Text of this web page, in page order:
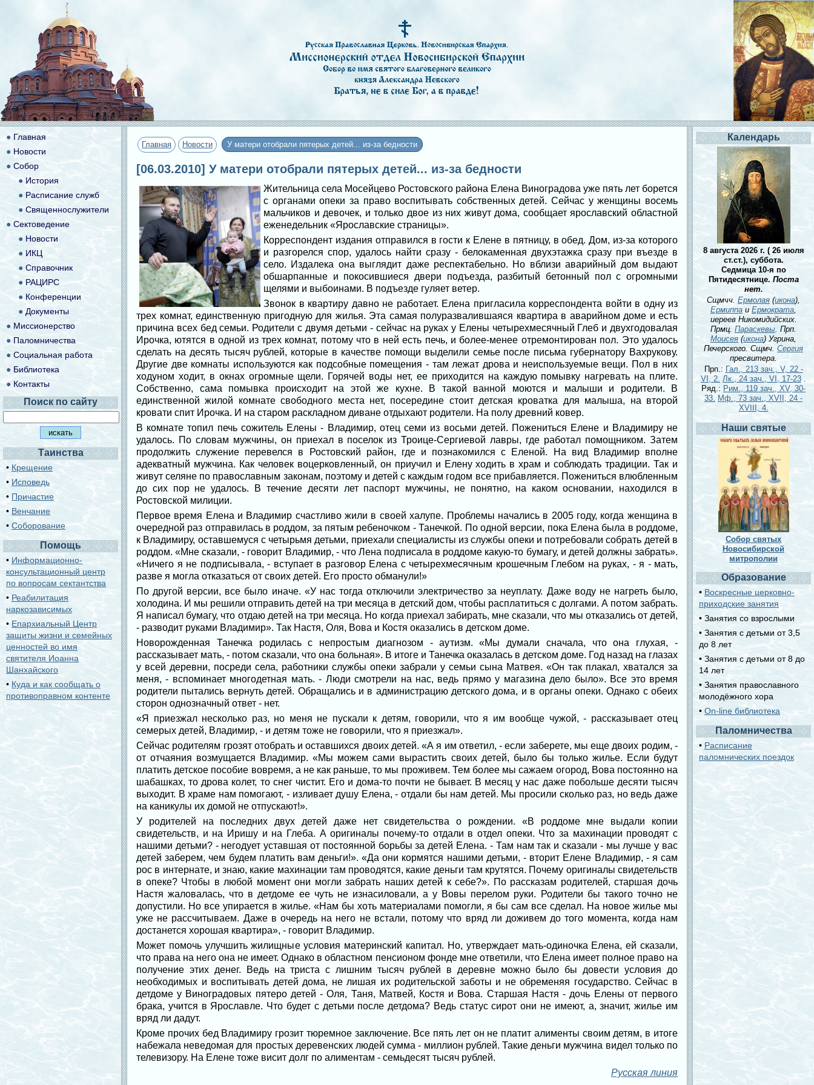
Главная Новости У матери отобрали пятерых детей... из-за бедности
[06.03.2010] У матери отобрали пятерых детей... из-за бедности
Жительница села Мосейцево Ростовского района Елена Виноградова уже пять лет борется
с органами опеки за право воспитывать собственных детей. Сейчас у женщины восемь
мальчиков и девочек, и только двое из них живут дома, сообщает ярославский областной
еженедельник «Ярославские страницы».
Корреспондент издания отправился в гости к Елене в пятницу, в обед. Дом, из-за которого
и разгорелся спор, удалось найти сразу - белокаменная двухэтажка сразу при въезде в
село. Издалека она выглядит даже респектабельно. Но вблизи аварийный дом выдают
обшарпанные и покосившиеся двери подъезда, разбитый бетонный пол с огромными
щелями и выбоинами. В подъезде гуляет ветер.
Звонок в квартиру давно не работает. Елена пригласила корреспондента войти в одну из
трех комнат, единственную пригодную для жилья. Эта самая полуразвалившаяся квартира в аварийном доме и есть
причина всех бед семьи. Родители с двумя детьми - сейчас на руках у Елены четырехмесячный Глеб и двухгодовалая
Ирочка, ютятся в одной из трех комнат, потому что в ней есть печь, и более-менее отремонтирован пол. Это удалось
сделать на десять тысяч рублей, которые в качестве помощи выделили семье после письма губернатору Вахрукову.
Другие две комнаты используются как подсобные помещения - там лежат дрова и неиспользуемые вещи. Пол в них
ходуном ходит, в окнах огромные щели. Горячей воды нет, ее приходится на каждую помывку нагревать на плите.
Собственно, сама помывка происходит на этой же кухне. В такой ванной моются и малыши и родители. В
единственной жилой комнате свободного места нет, посередине стоит детская кроватка для малыша, на второй
кровати спит Ирочка. И на старом раскладном диване отдыхают родители. На полу древний ковер.
В комнате топил печь сожитель Елены - Владимир, отец семи из восьми детей. Пожениться Елене и Владимиру не
удалось. По словам мужчины, он приехал в поселок из Троице-Сергиевой лавры, где работал помощником. Затем
продолжить служение перевелся в Ростовский район, где и познакомился с Еленой. На вид Владимир вполне
адекватный мужчина. Как человек воцерковленный, он приучил и Елену ходить в храм и соблюдать традиции. Так и
живут селяне по православным законам, поэтому и детей с каждым годом все прибавляется. Пожениться влюбленным
до сих пор не удалось. В течение десяти лет паспорт мужчины, не понятно, на каком основании, находился в
Ростовской милиции.
Первое время Елена и Владимир счастливо жили в своей халупе. Проблемы начались в 2005 году, когда женщина в
очередной раз отправилась в роддом, за пятым ребеночком - Танечкой. По одной версии, пока Елена была в роддоме,
к Владимиру, оставшемуся с четырьмя детьми, приехали специалисты из службы опеки и потребовали собрать детей в
роддом. «Мне сказали, - говорит Владимир, - что Лена подписала в роддоме какую-то бумагу, и детей должны забрать».
«Ничего я не подписывала, - вступает в разговор Елена с четырехмесячным крошечным Глебом на руках, - я - мать,
разве я могла отказаться от своих детей. Его просто обманули!»
По другой версии, все было иначе. «У нас тогда отключили электричество за неуплату. Даже воду не нагреть было,
холодина. И мы решили отправить детей на три месяца в детский дом, чтобы расплатиться с долгами. А потом забрать.
Я написал бумагу, что отдаю детей на три месяца. Но когда приехал забирать, мне сказали, что мы отказались от детей,
- разводит руками Владимир». Так Настя, Оля, Вова и Костя оказались в детском доме.
Новорожденная Танечка родилась с непростым диагнозом - аутизм. «Мы думали сначала, что она глухая, -
рассказывает мать, - потом сказали, что она больная». В итоге и Танечка оказалась в детском доме. Год назад на глазах
у всей деревни, посреди села, работники службы опеки забрали у семьи сына Матвея. «Он так плакал, хватался за
меня, - вспоминает многодетная мать. - Люди смотрели на нас, ведь прямо у магазина дело было». Все это время
родители пытались вернуть детей. Обращались и в администрацию детского дома, и в органы опеки. Однако с обеих
сторон однозначный ответ - нет.
«Я приезжал несколько раз, но меня не пускали к детям, говорили, что я им вообще чужой, - рассказывает отец
семерых детей, Владимир, - и детям тоже не говорили, что я приезжал».
Сейчас родителям грозят отобрать и оставшихся двоих детей. «А я им ответил, - если заберете, мы еще двоих родим, -
от отчаяния возмущается Владимир. «Мы можем сами вырастить своих детей, было бы только жилье. Если будут
платить детское пособие вовремя, а не как раньше, то мы проживем. Тем более мы сажаем огород, Вова постоянно на
шабашках, то дрова колет, то снег чистит. Его и дома-то почти не бывает. В месяц у нас даже побольше десяти тысяч
выходит. В храме нам помогают, - изливает душу Елена, - отдали бы нам детей. Мы просили сколько раз, но ведь даже
на каникулы их домой не отпускают!».
У родителей на последних двух детей даже нет свидетельства о рождении. «В роддоме мне выдали копии
свидетельств, и на Иришу и на Глеба. А оригиналы почему-то отдали в отдел опеки. Что за махинации проводят с
нашими детьми? - негодует уставшая от постоянной борьбы за детей Елена. - Там нам так и сказали - мы лучше у вас
детей заберем, чем будем платить вам деньги!». «Да они кормятся нашими детьми, - вторит Елене Владимир, - я сам
рос в интернате, и знаю, какие махинации там проводятся, какие деньги там крутятся. Почему оригиналы свидетельств
в опеке? Чтобы в любой момент они могли забрать наших детей к себе?». По рассказам родителей, старшая дочь
Настя жаловалась, что в детдоме ее чуть не изнасиловали, а у Вовы перелом руки. Родители бы такого точно не
допустили. Но все упирается в жилье. «Нам бы хоть материалами помогли, я бы сам все сделал. На новое жилье мы
уже не рассчитываем. Даже в очередь на него не встали, потому что вряд ли доживем до того момента, когда нам
достанется хорошая квартира», - говорит Владимир.
Может помочь улучшить жилищные условия материнский капитал. Но, утверждает мать-одиночка Елена, ей сказали,
что права на него она не имеет. Однако в областном пенсионом фонде мне ответили, что Елена имеет полное право на
получение этих денег. Ведь на триста с лишним тысяч рублей в деревне можно было бы довести условия до
необходимых и воспитывать детей дома, не лишая их родительской заботы и не обременяя государство. Сейчас в
детдоме у Виноградовых пятеро детей - Оля, Таня, Матвей, Костя и Вова. Старшая Настя - дочь Елены от первого
брака, учится в Ярославле. Что будет с детьми после детдома? Ведь статус сирот они не имеют, а, значит, жилье им
вряд ли дадут.
Кроме прочих бед Владимиру грозит тюремное заключение. Все пять лет он не платит алименты своим детям, в итоге
набежала неведомая для простых деревенских людей сумма - миллион рублей. Такие деньги мужчина видел только по
телевизору. На Елене тоже висит долг по алиментам - семьдесят тысяч рублей.
Русская линия
● Главная
● Новости
● Собор
● История
● Расписание служб
● Священнослужители
● Сектоведение
● Новости
●ИКЦ
● Справочник
● РАЦИРС
● Конференции
● Документы
●Миссионерство
● Паломничества
●Социальная работа
● Библиотека
● Контакты
Поиск по сайту
Таинства
• Крещение
• Исповедь
• Причастие
• Венчание
• Соборование
Помощь
• Информационно-
консультационный центр
по вопросам сектантства
•Реабилитация
наркозависимых
•Епархиальный Центр
защиты жизни и семейных
ценностей во имя
святителя Иоанна
Шанхайского
• Куда и как сообщать о
противоправном контенте
Календарь
8 августа 2026 г. ( 26 июля
ст.ст.), суббота.
Седмица 10-я по
Пятидесятнице. Поста
нет.
Сщмчч. Ермолая (икона),
Ермиппа и Ермократа,
иереев Никомидийских.
Прмц.Параскевы. Прп.
Моисея (икона) Угрина,
Печерского. Сщмч. Сергия
пресвитера.
Прп.: Гал., 213 зач., V, 22 -
VI, 2. Лк., 24 зач., VI, 17-23 .
Ряд.: Рим., 119 зач., XV, 30-
33. Мф., 73 зач., XVII, 24 -
XVIII, 4.
Наши святые
Собор святых
Новосибирской
митрополии
Образование
• Воскресные церковно-
приходские занятия
• Занятия со взрослыми
• Занятия с детьми от 3,5
до 8 лет
• Занятия с детьми от 8 до
14 лет
• Занятия православного
молодёжного хора
• On-line библиотека
Паломничества
• Расписание
паломнических поездок